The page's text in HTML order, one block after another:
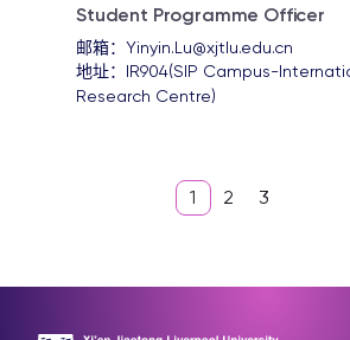
Student Programme Officer
邮箱： Yinyin.Lu@xjtlu.edu.cn
地址： IR904(SIP Campus-
Research Centre)
1 2 3